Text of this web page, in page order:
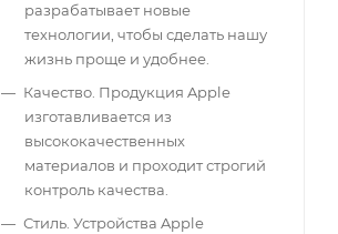
разрабатывает новые
технологии, чтобы сделать нашу
жизнь проще и удобнее.
Качество. Продукция Apple
изготавливается из
высококачественных
материалов и проходит строгий
контроль качества.
Стиль. Устройства Apple